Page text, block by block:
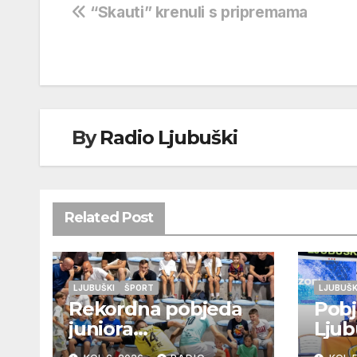
Navigacija
“Skauti” krenuli s pripremama
ByRadio Ljubuški
Related Post
LJUBUŠKI ŠPORT
Rekordna pobjeda
juniora
Otok/Grabovnika
LJUBUŠKI